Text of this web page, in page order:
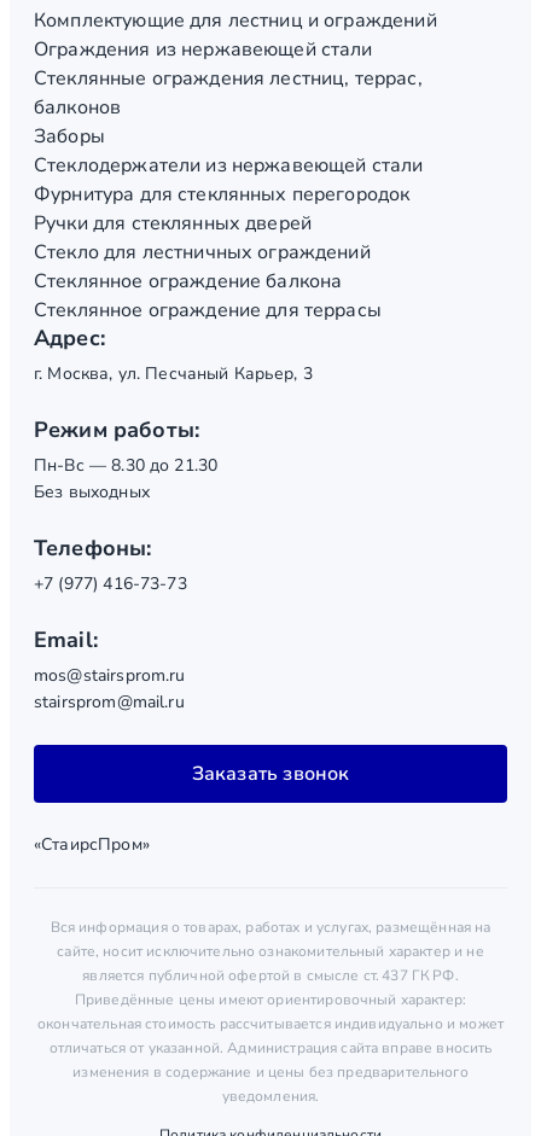
Комплектующие для лестниц и ограждений
Ограждения из нержавеющей стали
Стеклянные ограждения лестниц, террас,
балконов
Заборы
Стеклодержатели из нержавеющей стали
Фурнитура для стеклянных перегородок
Ручки для стеклянных дверей
Стекло для лестничных ограждений
Стеклянное ограждение балкона
Стеклянное ограждение для террасы
Адрес:
г. Москва, ул. Песчаный Карьер, 3
Режим работы:
Пн-Вс — 8.30 до 21.30
Без выходных
Телефоны:
+7 (977) 416-73-73
Email:
mos@stairsprom.ru
stairsprom@mail.ru
Заказать звонок
«СтаирсПром»
Вся информация о товарах, работах и услугах, размещённая на
сайте, носит исключительно ознакомительный характер и не
является публичной офертой в смысле ст. 437 ГК РФ.
Приведённые цены имеют ориентировочный характер:
окончательная стоимость рассчитывается индивидуально и может
отличаться от указанной. Администрация сайта вправе вносить
изменения в содержание и цены без предварительного
уведомления.